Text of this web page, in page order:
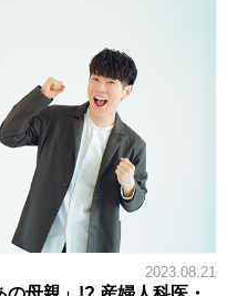
2023.08.21